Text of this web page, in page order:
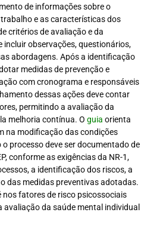
de informações sobre o
e as características dos
critérios de avaliação e da
observações, questionários,
abordagens. Após a identificação
medidas de prevenção e
com cronograma e responsáveis
dessas ações deve contar
permitindo a avaliação da
melhoria contínua. O guia orienta
na modificação das condições
processo deve ser documentado de
conforme as exigências da NR-1,
a identificação dos riscos, a
das medidas preventivas adotadas.
fatores de risco psicossociais
da saúde mental individual